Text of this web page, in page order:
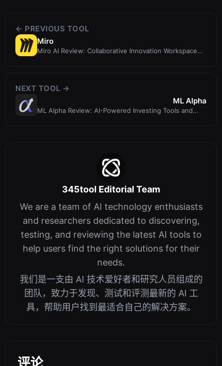
← PREVIOUS TOOL
Miro
Miro AI Review: Collaborative Innovation Workspace
NEXT TOOL →
ML Alpha
ML Alpha Review: AI-Powered Investing Tools and
345tool Editorial Team
We are a team of AI technology enthusiasts
and researchers dedicated to discovering,
testing, and reviewing the latest AI tools to
help users find the right solutions for their
needs.
我们是一支由 AI 技术爱好者和研究人员组成的
团队，致力于发现、测试和评测最新的 AI 工
具，帮助用户找到最适合自己的解决方案。
评论